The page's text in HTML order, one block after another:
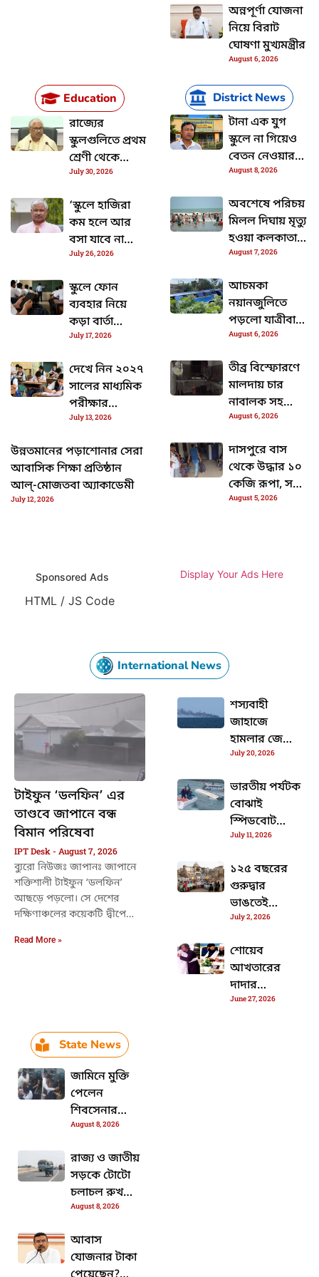
অন্নপূর্ণা যোজনা
নিয়ে বিরাট
ঘোষণা মুখ্যমন্ত্রীর
August 6, 2026
Education
রাজ্যের
স্কুলগুলিতে প্রথম
শ্রেণী থেকে
বদলে যাচ্ছে
July 30, 2026
‘স্কুলে হাজিরা
কম হলে আর
বসা যাবে না
পরীক্ষায়’,
শিক্ষামন্ত্রী দীপক
বর্মণ
July 26, 2026
স্কুলে ফোন
ব্যবহার নিয়ে
কড়া বার্তা
কেন্দ্রের
July 17, 2026
দেখে নিন ২০২৭
সালের মাধ্যমিক
পরীক্ষার
সময়সূচী
July 13, 2026
উন্নতমানের পড়াশোনার সেরা
আবাসিক শিক্ষা প্রতিষ্ঠান
আল্-মোজতবা অ্যাকাডেমী
July 12, 2026
District News
টানা এক যুগ
স্কুলে না গিয়েও
বেতন নেওয়ার
অভিযোগ উঠলো
শিক্ষকের বিরুদ্ধে
August 8, 2026
অবশেষে পরিচয়
মিলল দিঘায় মৃত্যু
হওয়া কলকাতার
যুবকের
August 7, 2026
আচমকা
নয়ানজুলিতে
পড়লো যাত্রীবাহী
বাস
August 6, 2026
তীব্র বিস্ফোরণে
মালদায় চার
নাবালক সহ
আহত ৭ জন
August 6, 2026
দাসপুরে বাস
থেকে উদ্ধার ১০
কেজি রূপা, সঙ্গে
আটক যুবক
August 5, 2026
Sponsored Ads Display Your Ads Here
HTML / JS Code
International News
টাইফুন ‘ডলফিন’ এর
তাণ্ডবে জাপানে বন্ধ
বিমান পরিষেবা
IPT Desk August 7, 2026
ব্যুরো নিউজঃ জাপানঃ জাপানে
শক্তিশালী টাইফুন ‘ডলফিন’
আছড়ে পড়লো। সে দেশের
দক্ষিণাঞ্চলের কয়েকটি দ্বীপে
জেরে
Read More »
শস্যবাহী
জাহাজে
হামলার জেরে
মৃত্যু হলো ৪
July 20, 2026
ভারতীয় পর্যটক
বোঝাই
স্পিডবোট
উল্টে
মৃত্যু হলো ১৫
জনের
July 11, 2026
১২৫ বছরের
গুরুদ্বার
ভাঙতেই
বিক্ষোভ
পাকিস্তানে
July 2, 2026
শোয়েব
আখতারের
দাদার
শেষকৃত্যে দেখা
June 27, 2026
State News
জামিনে মুক্তি
পেলেন
শিবসেনার
নেতা রমেশ
August 8, 2026
রাজ্য ও জাতীয়
সড়কে টোটো
চলাচল রুখতে
প্রশাসনের
হলো কড়া
নির্দেশ
August 8, 2026
আবাস
যোজনার টাকা